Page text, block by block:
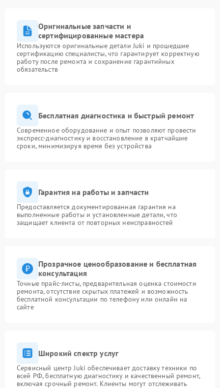
Оригинальные запчасти и
сертифицированные мастера
Используются оригинальные детали Juki и прошедшие
сертификацию специалисты, что гарантирует корректную
работу после ремонта и сохранение гарантийных
обязательств
Бесплатная диагностика и быстрый ремонт
Современное оборудование и опыт позволяют провести
экспресс-диагностику и восстановление в кратчайшие
сроки, минимизируя время без устройства
Гарантия на работы и запчасти
Предоставляется документированная гарантия на
выполненные работы и установленные детали, что
защищает клиента от повторных неисправностей
Прозрачное ценообразование и бесплатная
консультация
Точные прайс-листы, предварительная оценка стоимости
ремонта, отсутствие скрытых платежей и возможность
бесплатной консультации по телефону или онлайн на
сайте
Широкий спектр услуг
Сервисный центр Juki обеспечивает доставку техники по
всей РФ, бесплатную диагностику и качественный ремонт,
включая срочный ремонт. Клиенты могут отслеживать